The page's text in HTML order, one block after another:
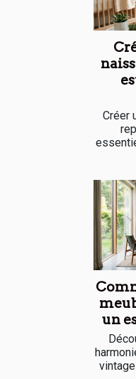
Créer
un